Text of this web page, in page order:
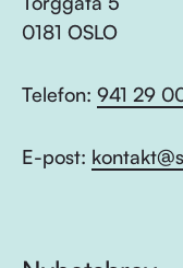
0181 OSLO
Telefon: 941 29
E-post: